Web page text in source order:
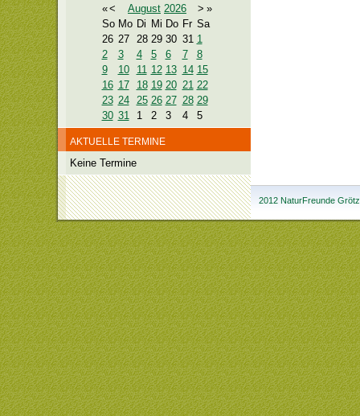
«< August 2026 > »
So Mo Di Mi Do Fr Sa
26 27 28 29 30 31 1
2
3 4 5 6 7
8
9
10 11 12 13 14 15
16 17 18 19 20 21 22
23 24 25 26 27 28 29
30 31 1 2 3 4 5
AKTUELLE TERMINE
Keine Termine
2012 NaturFreunde